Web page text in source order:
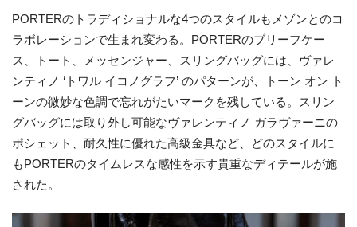
PORTERのトラディショナルな4つのスタイルもメゾンとのコ
ラボレーションで生まれ変わる。PORTERのブリーフケー
ス、トート、メッセンジャー、スリングバッグには、ヴァレ
ンティノ ‘トワル イコノグラフ’ のパターンが、トーン オン ト
ーンの微妙な色調で忘れがたいマークを残している。スリン
グバッグには取り外し可能なヴァレンティノ ガラヴァーニの
ポシェット、耐久性に優れた高級金具など、どのスタイルに
もPORTERのタイムレスな感性を示す貴重なディテールが施
された。